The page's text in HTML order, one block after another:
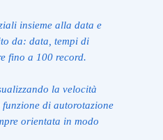
insieme alla data e
da: data, tempi di
fino a 100 record.
la velocità
di autorotazione
orientata in modo